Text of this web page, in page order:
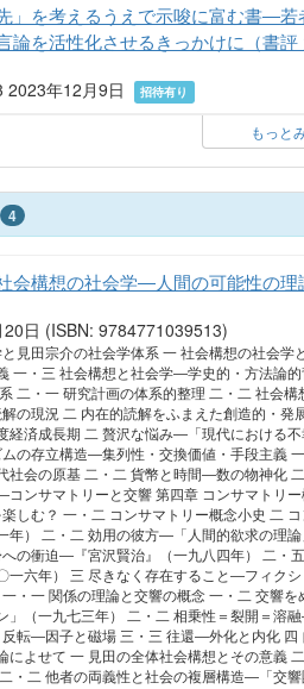
」を考えるうえで示唆に富む書―
論を活性化させるきっかけに（書
2023年12月9日
招待有り
もっと
4
会構想の社会学―人間の可能性の理
日 (ISBN: 9784771039513)
見田宗介の社会学体系 一 社会構想の社会
一・三 社会構想と社会学―学史的・方法論
二・一 研究計画の体系的整理 二・二 社会
の現況 二 内在的読解をふまえた創造的・発
済成長期 二 贅沢な悩み―「現代における
の存立構造―集列性・交換価値・手段主義
社会の原基 二・二 貨幣と時間―数の物神化
ンサマトリーと交響 第四章 コンサマトリ
楽しむ？ 一・二 コンサマトリー概念小史
年） 二・二 効用の彼方―「人間的欲求の理
の衝迫―『宮沢賢治』（一九八四年） 二
六年） 三 尽きなく存在すること―フィク
・一 関係の理論と交響の概念 一・二 交響
（一九七三年） 二・二 相乗性＝裂開＝溶
転―因子と磁場 三・三 往還―外化と内化
によせて 一 見田の全体社会構想とその意義
・二 他者の両義性と社会の複層構造―「交